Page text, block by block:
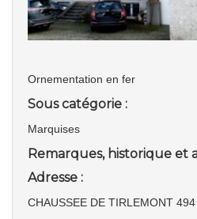
Ornementation en fer
Sous catégorie :
Marquises
Remarques, historique et
Adresse :
CHAUSSEE DE TIRLEMONT 494